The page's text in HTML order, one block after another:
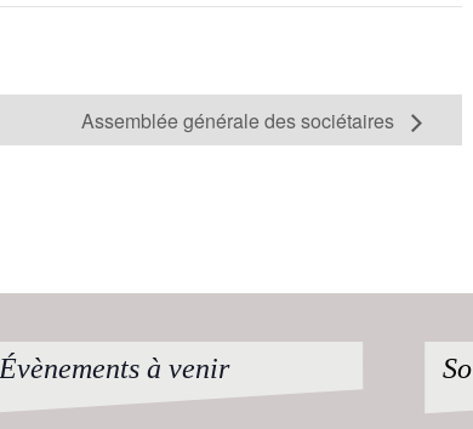
Assemblée générale des sociétaires
Évènements à venir